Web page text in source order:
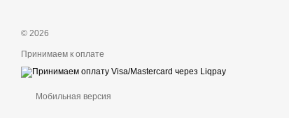
© 2026
Принимаем к оплате
Мобильная версия